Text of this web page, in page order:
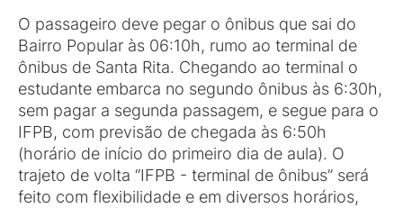
O passageiro deve pegar o ônibus que sai do
Bairro Popular às 06:10h, rumo ao terminal de
ônibus de Santa Rita. Chegando ao terminal o
estudante embarca no segundo ônibus às 6:30h,
sem pagar a segunda passagem, e segue para o
IFPB, com previsão de chegada às 6:50h
(horário de início do primeiro dia de aula). O
trajeto de volta “IFPB - terminal de ônibus” será
feito com flexibilidade e em diversos horários,